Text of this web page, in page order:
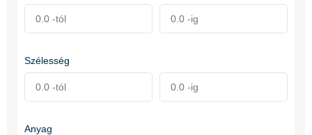
Szélesség
Anyag